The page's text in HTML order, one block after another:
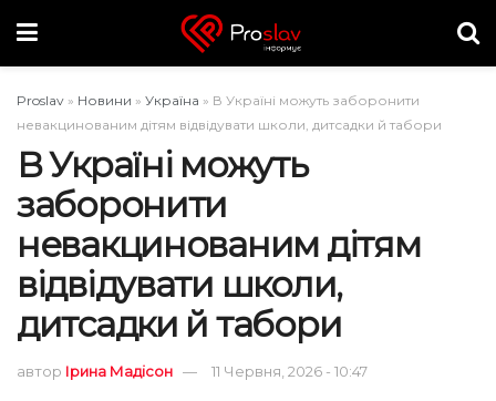
Proslav » Новини » Україна » В Україні можуть заборонити
невакцинованим дітям відвідувати школи, дитсадки й табори
В Україні можуть
заборонити
невакцинованим дітям
відвідувати школи,
дитсадки й табори
автор Ірина Мадісон 11 Червня, 2026 - 10:47